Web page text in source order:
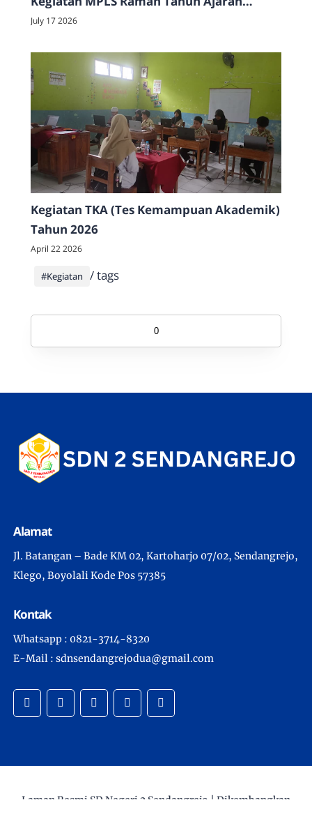
2026/2027
July 17 2026
Kegiatan TKA (Tes Kemampuan Akademik)
Tahun 2026
April 22 2026
/ tags
#Kegiatan
0
Alamat
Jl. Batangan – Bade KM 02, Kartoharjo 07/02, Sendangrejo,
Klego, Boyolali Kode Pos 57385
Kontak
Whatsapp : 0821-3714-8320
E-Mail : sdnsendangrejodua@gmail.com
Laman Resmi SD Negeri 2 Sendangrejo | Dikembangkan